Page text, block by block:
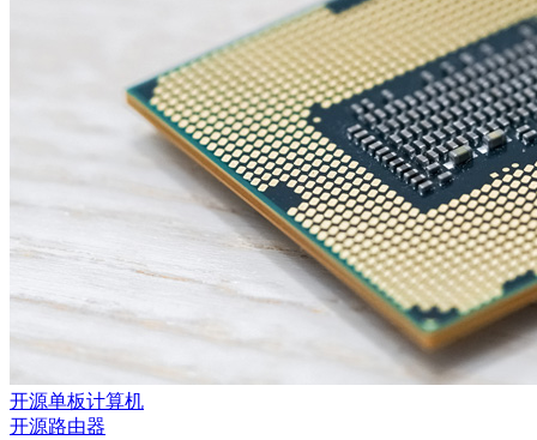
开源单板计算机
开源路由器